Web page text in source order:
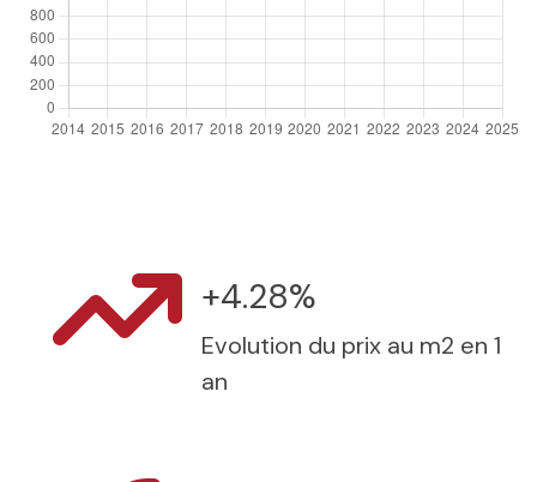
+4.28%
Evolution du prix au m2 en 1
an